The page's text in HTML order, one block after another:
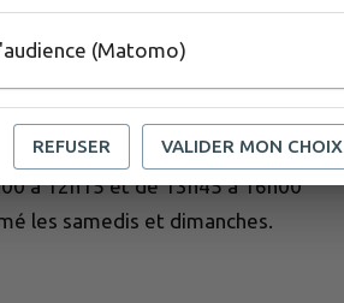
ouvert du lundi au vendredi de
à 12h15 et de 13h45 à 16h00
les samedis et dimanches.
(Matomo)
REFUSER VALIDER MON CHOIX